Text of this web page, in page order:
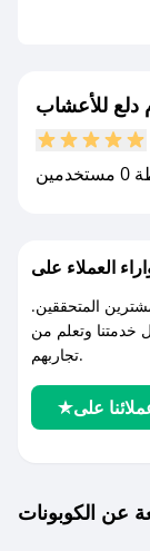
مع
دلع للأعشاب
المتحققين.
خدمتنا وتعلم من
تجاربهم.
عن الكوبونات